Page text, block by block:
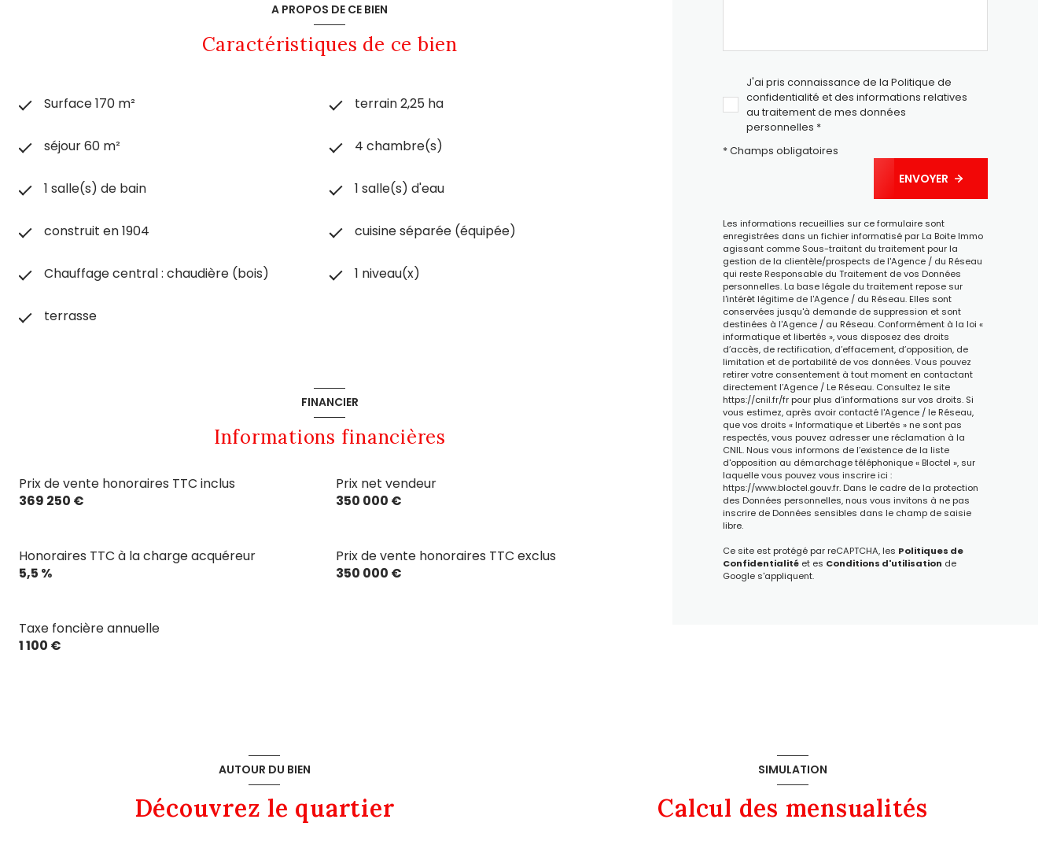
A PROPOS DE CE BIEN
Caractéristiques de ce bien
Surface 170 m² terrain 2,25 ha
séjour 60 m² 4 chambre(s)
1 salle(s) de bain 1 salle(s) d'eau
construit en 1904 cuisine séparée (équipée)
Chauffage central : chaudière (bois) 1 niveau(x)
terrasse
FINANCIER
Informations financières
Prix de vente honoraires TTC inclus
369 250 €
Prix net vendeur
350 000 €
Prix de vente honoraires TTC exclus
350 000 €
Honoraires TTC à la charge acquéreur
5,5 %
Taxe foncière annuelle
1 100 €
J'ai pris connaissance de la Politique de
confidentialité et des informations relatives
au traitement de mes données
personnelles *
* Champs obligatoires
ENVOYER
Les informations recueillies sur ce formulaire sont
enregistrées dans un fichier informatisé par La Boite Immo
agissant comme Sous-traitant du traitement pour la
gestion de la clientèle/prospects de l'Agence / du Réseau
qui reste Responsable du Traitement de vos Données
personnelles. La base légale du traitement repose sur
l'intérêt légitime de l'Agence / du Réseau. Elles sont
conservées jusqu'à demande de suppression et sont
destinées à l'Agence / au Réseau. Conformément à la loi «
informatique et libertés », vous disposez des droits
d’accès, de rectification, d’effacement, d’opposition, de
limitation et de portabilité de vos données. Vous pouvez
retirer votre consentement à tout moment en contactant
directement l’Agence / Le Réseau. Consultez le site
https://cnil.fr/frpour plus d’informations sur vos droits. Si
vous estimez, après avoir contacté l'Agence / le Réseau,
que vos droits « Informatique et Libertés » ne sont pas
respectés, vous pouvez adresser une réclamation à la
CNIL. Nous vous informons de l’existence de la liste
d'opposition au démarchage téléphonique « Bloctel », sur
laquelle vous pouvez vous inscrire ici :
https://www.bloctel.gouv.fr. Dans le cadre de la protection
des Données personnelles, nous vous invitons à ne pas
inscrire de Données sensibles dans le champ de saisie
libre.
Ce site est protégé par reCAPTCHA, les Politiques de
Confidentialitéet es Conditions d'utilisation de
Google s'appliquent.
AUTOUR DU BIEN
Découvrez le quartier
SIMULATION
Calcul des mensualités